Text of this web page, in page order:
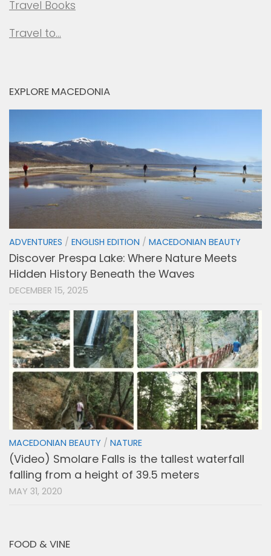
Travel Books
Travel to…
EXPLORE MACEDONIA
ADVENTURES / ENGLISH EDITION / MACEDONIAN BEAUTY
Discover Prespa Lake: Where Nature Meets
Hidden History Beneath the Waves
DECEMBER 15, 2025
MACEDONIAN BEAUTY / NATURE
(Video) Smolare Falls is the tallest waterfall
falling from a height of 39.5 meters
MAY 31, 2020
FOOD & VINE